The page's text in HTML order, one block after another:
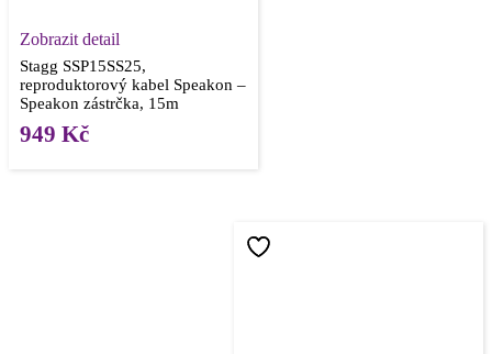
Zobrazit detail
Stagg SSP15SS25,
reproduktorový kabel Speakon –
Speakon zástrčka, 15m
949 Kč